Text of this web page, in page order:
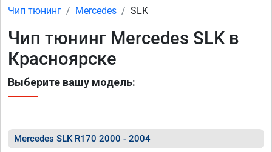
Чип тюнинг Mercedes SLK
Чип тюнинг Mercedes SLK в
Красноярске
Выберите вашу модель:
Mercedes SLK R170 2000 - 2004